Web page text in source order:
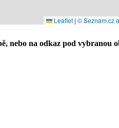
Leaflet | © Seznam.cz
nebo na odkaz pod vybranou